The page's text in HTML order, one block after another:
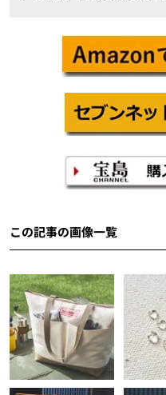
この記事の画像一覧